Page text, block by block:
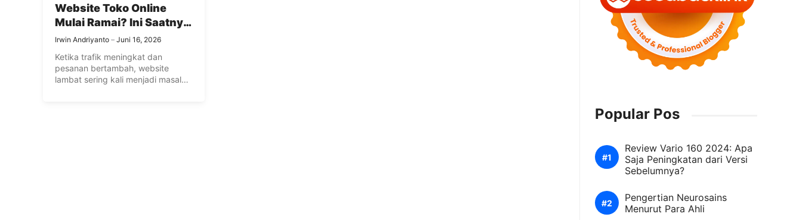
Website Toko Online
Mulai Ramai? Ini Saatnya
Pertimbangkan VPS
Murah
Irwin Andriyanto Juni 16, 2026
Ketika trafik meningkat dan
pesanan bertambah, website
lambat sering kali menjadi masalah
Popular Pos
Review Vario 160 2024: Apa
Saja Peningkatan dari Versi
Sebelumnya?
Pengertian Neurosains
Menurut Para Ahli